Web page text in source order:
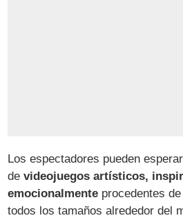
Los espectadores pueden
devideojuegos artísticos,
emocionalmente procedentes
todos los tamaños alrededor del